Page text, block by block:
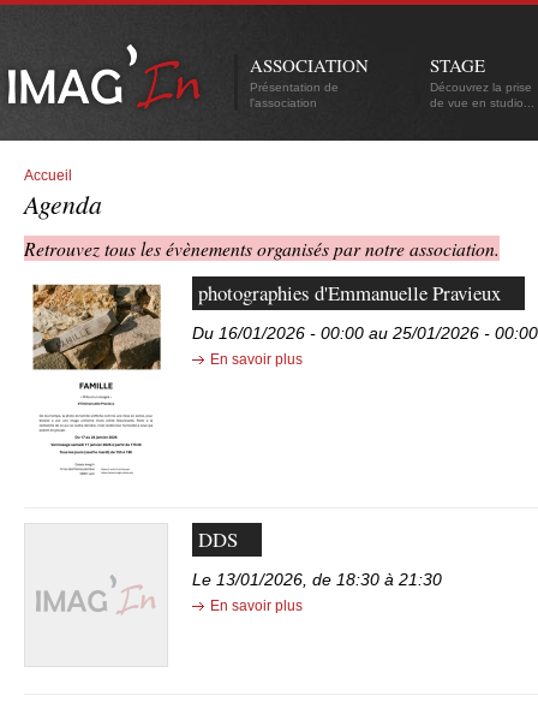
ASSOCIATION
Présentation de
l'association
STAGE
Découvrez la prise
de vue en studio...
Accueil
Agenda
Retrouvez tous les évènements organisés par notre association.
photographies d'Emmanuelle Pravieux
Du 16/01/2026 - 00:00 au 25/01/2026 - 00:00
En savoir plus
DDS
Le 13/01/2026, de 18:30 à 21:30
En savoir plus